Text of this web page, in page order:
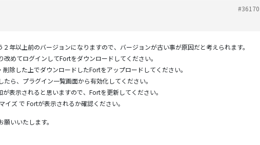
#36170
年以上前のバージョンになりますので、バージョンが古い事が原因だと考えられます。
改めてログインしてFortをダウンロードしてください。
削除した上でダウンロードしたFortをアップロードしてください。
たら、プラグイン一覧画面から有効化してください。
表示されると思いますので、Fortを更新してください。
イズ で Fortが表示されるか確認ください。
いいたします。